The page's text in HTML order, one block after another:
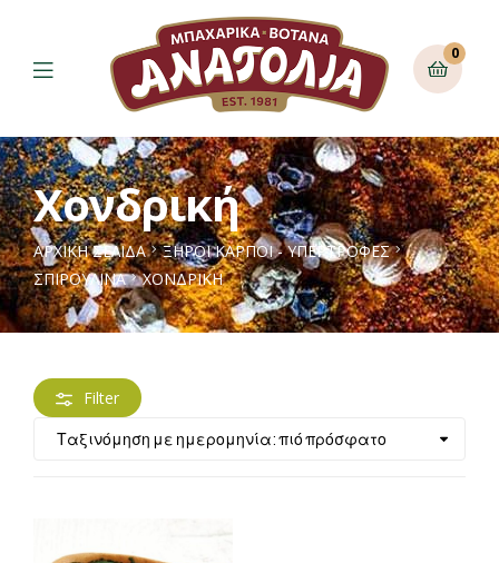
0
Χονδρική
ΑΡΧΙΚΉ ΣΕΛΊΔΑ
ΞΗΡΟΙ ΚΑΡΠΟΙ - ΥΠΕΡΤΡΟΦΕΣ
ΣΠΙΡΟΥΛΊΝΑ
ΧΟΝΔΡΙΚΉ
Filter